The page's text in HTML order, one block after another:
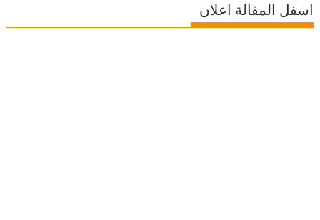
اسفل المقالة اعلان